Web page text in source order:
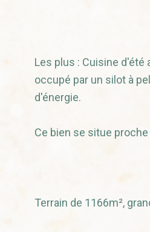
Les plus : Cuisine d'été
occupé par un silot à
d'énergie.
Ce bien se situe
Terrain de 1166m²,